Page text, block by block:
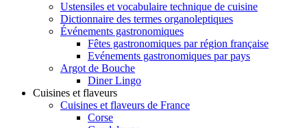
Ustensiles et vocabulaire technique de cuisine
Dictionnaire des termes organoleptiques
Événements gastronomiques
Fêtes gastronomiques par région française
Evénements gastronomiques par pays
Argot de Bouche
Diner Lingo
Cuisines et flaveurs
Cuisines et flaveurs de France
Corse